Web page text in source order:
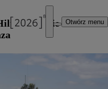
Otwórz menu
w porcie